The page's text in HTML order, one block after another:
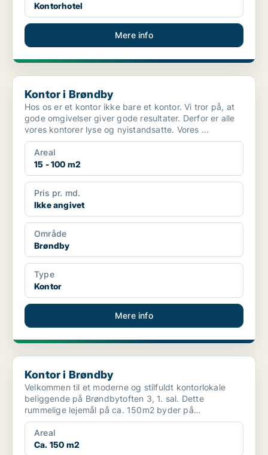
Kontorhotel
Mere info
Kontor i Brøndby
Kontor i Brøndby
Hos os er et kontor ikke bare et kontor. Vi tror på, at
gode omgivelser giver gode resultater. Derfor er alle
vores kontorer lyse og nyistandsatte. Vores ...
Areal
15 - 100 m2
Pris pr. md.
Ikke angivet
Område
Brøndby
Type
Kontor
Mere info
Kontor i Brøndby
Kontor i Brøndby
Velkommen til et moderne og stilfuldt kontorlokale
beliggende på Brøndbytoften 3, 1. sal. Dette
rummelige lejemål på ca. 150m2 byder på
komfortabel og funkti...
Areal
Ca. 150 m2